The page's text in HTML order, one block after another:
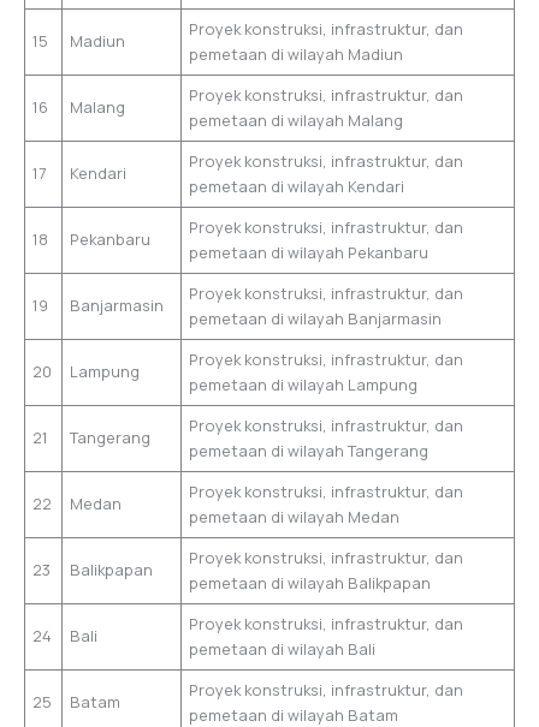
15 Madiun
Proyek konstruksi, infrastruktur, dan
pemetaan di wilayah Madiun
16 Malang
Proyek konstruksi, infrastruktur, dan
pemetaan di wilayah Malang
17 Kendari
Proyek konstruksi, infrastruktur, dan
pemetaan di wilayah Kendari
18 Pekanbaru
Proyek konstruksi, infrastruktur, dan
pemetaan di wilayah Pekanbaru
19 Banjarmasin
Proyek konstruksi, infrastruktur, dan
pemetaan di wilayah Banjarmasin
20 Lampung
Proyek konstruksi, infrastruktur, dan
pemetaan di wilayah Lampung
21 Tangerang
Proyek konstruksi, infrastruktur, dan
pemetaan di wilayah Tangerang
22 Medan
Proyek konstruksi, infrastruktur, dan
pemetaan di wilayah Medan
23 Balikpapan
Proyek konstruksi, infrastruktur, dan
pemetaan di wilayah Balikpapan
24 Bali
Proyek konstruksi, infrastruktur, dan
pemetaan di wilayah Bali
25 Batam
Proyek konstruksi, infrastruktur, dan
pemetaan di wilayah Batam